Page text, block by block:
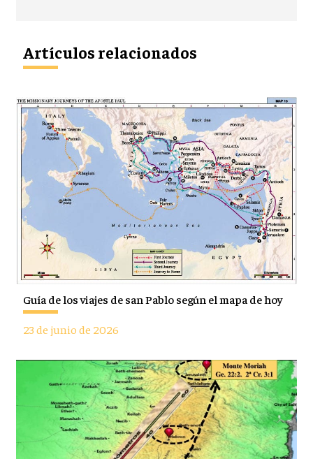
Artículos relacionados
Guía de los viajes de san Pablo según el mapa de hoy
23 de junio de 2026